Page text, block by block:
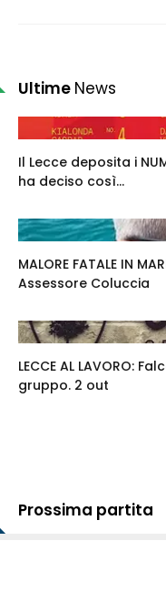
Ultime News
Il Lecce deposita i
ha deciso così...
MALORE FATALE IN
Assessore Coluccia
LECCE AL LAVORO:
gruppo. 2 out
Prossima partita